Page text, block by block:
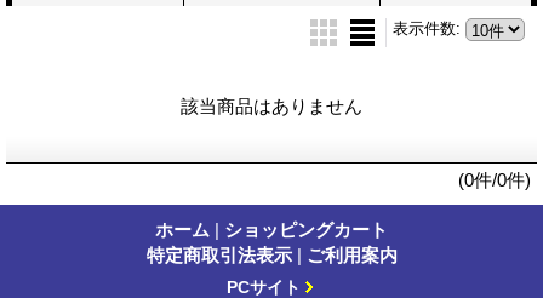
表示件数:
該当商品はありません
(0件/0件)
ホーム | ショッピングカート
特定商取引法表示 | ご利用案内
PCサイト